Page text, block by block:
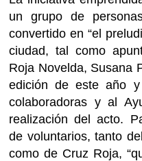
un grupo de
convertido en “el
ciudad, tal como
Roja Novelda, Susana
edición de este año
colaboradoras y al
realización del acto.
de voluntarios, tanto
como de Cruz Roja,